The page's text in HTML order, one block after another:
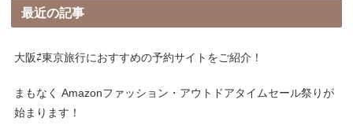
最近の記事
大阪⇄東京旅行におすすめの予約サイトをご紹介！
まもなく Amazonファッション・アウトドアタイムセール祭りが
始まります！